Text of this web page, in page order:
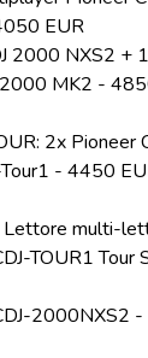
EUR
2000 NXS2 +
MK2 -
2x Pioneer
- 4450
Lettore multi-
TOUR1
2000NXS2